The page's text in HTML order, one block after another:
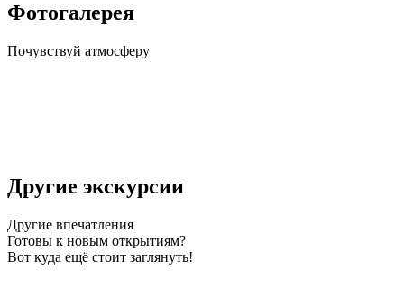
Фотогалерея
Почувствуй атмосферу
Другие экскурсии
Другие впечатления
Готовы к новым открытиям?
Вот куда ещё стоит заглянуть!